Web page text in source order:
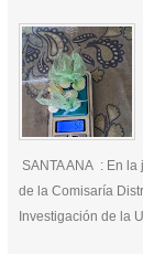
SANTA ANA : En
de la Comisaría
Investigación de la